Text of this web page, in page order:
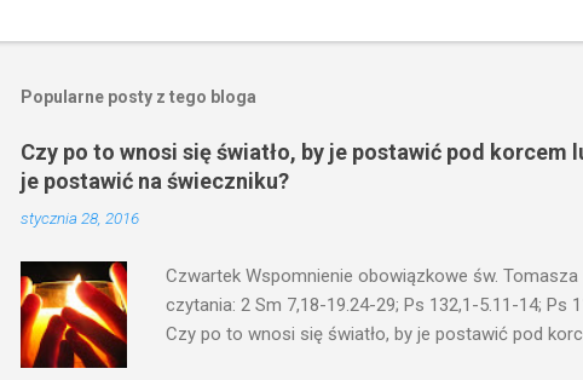
Popularne posty z tego bloga
Czy po to wnosi się światło, by je postawić pod korcem
je postawić na świeczniku?
stycznia 28, 2016
Czwartek Wspomnienie obowiązkowe św.
czytania: 2 Sm 7,18-19.24-29; Ps 132,1-5.11-14; Ps
Czy po to wnosi się światło, by je postawić pod